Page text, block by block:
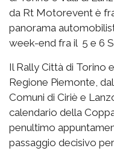
da Rt Motorevent è
panorama
week-end fra il 5 e 6
Il Rally Città di Torino
Regione Piemonte,
Comuni di Ciriè e
calendario della
penultimo
passaggio decisivo